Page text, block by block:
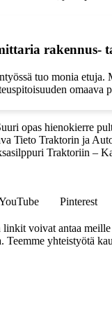
rakennus-
tuo monia
omaava
opas hienokierre
Tieto Traktorin ja
Traktoriin –
Pinterest
voivat antaa
yhteistyötä